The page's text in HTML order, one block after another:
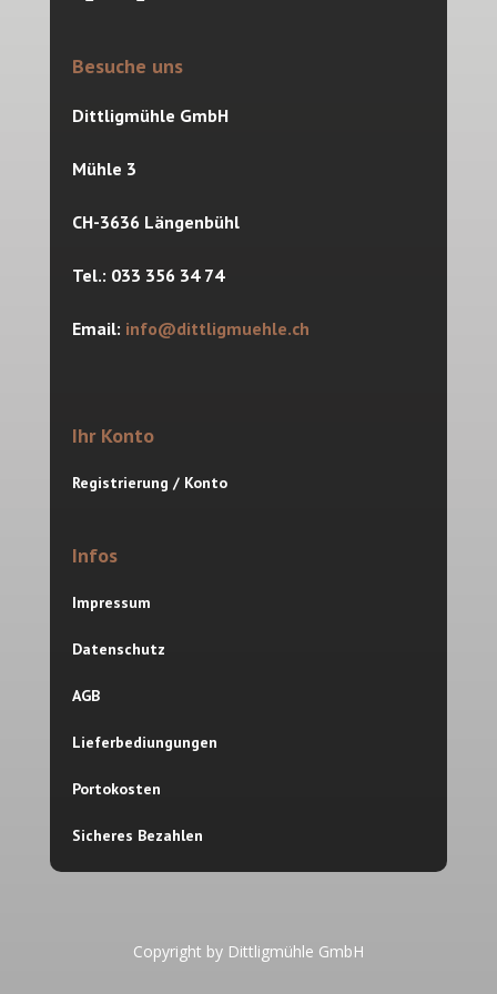
Besuche uns
Dittligmühle GmbH
Mühle 3
CH-3636 Längenbühl
Tel.: 033 356 34 74
Email: info@dittligmuehle.ch
Ihr Konto
Registrierung / Konto
Infos
Impressum
Datenschutz
AGB
Lieferbediungungen
Portokosten
Sicheres Bezahlen
Copyright by Dittligmühle GmbH